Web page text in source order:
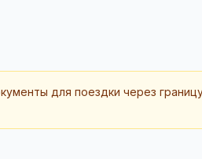
для поездки через